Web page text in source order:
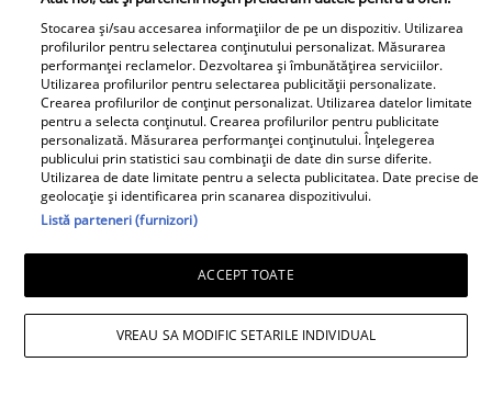
Vedere încețoșată din
cauza glicemiei. Cum îți
dai seama că diabetul
îți afectează ochii
Sporurile care îți pot
aduce bani în plus la
pensie, chiar dacă nu
inițial
Stocarea și/sau accesarea informațiilor de pe un dispozitiv. Utilizarea
profilurilor pentru selectarea conținutului personalizat. Măsurarea
performanței reclamelor. Dezvoltarea și îmbunătățirea serviciilor.
Utilizarea profilurilor pentru selectarea publicității personalizate.
Crearea profilurilor de conținut personalizat. Utilizarea datelor limitate
pentru a selecta conținutul. Crearea profilurilor pentru publicitate
personalizată. Măsurarea performanței conținutului. Înțelegerea
publicului prin statistici sau combinații de date din surse diferite.
Utilizarea de date limitate pentru a selecta publicitatea. Date precise de
geolocație și identificarea prin scanarea dispozitivului.
Listă parteneri (furnizori)
ACCEPT TOATE
VREAU SA MODIFIC SETARILE INDIVIDUAL